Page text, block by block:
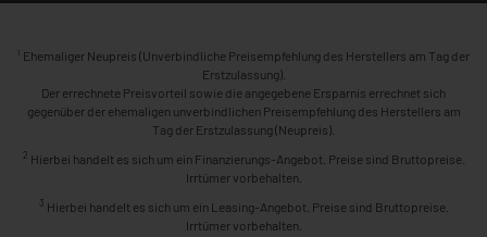
1 Ehemaliger Neupreis (Unverbindliche Preisempfehlung des Herstellers am Tag der
Erstzulassung).
Der errechnete Preisvorteil sowie die angegebene Ersparnis errechnet sich
gegenüber der ehemaligen unverbindlichen Preisempfehlung des Herstellers am
Tag der Erstzulassung (Neupreis).
2 Hierbei handelt es sich um ein Finanzierungs-Angebot. Preise sind Bruttopreise.
Irrtümer vorbehalten.
3 Hierbei handelt es sich um ein Leasing-Angebot. Preise sind Bruttopreise.
Irrtümer vorbehalten.